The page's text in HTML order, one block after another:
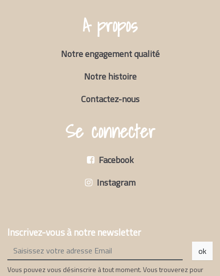
A propos
Notre engagement qualité
Notre histoire
Contactez-nous
Se connecter
Facebook
Instagram
Inscrivez-vous à notre newsletter
ok
Vous pouvez vous désinscrire à tout moment. Vous trouverez pour